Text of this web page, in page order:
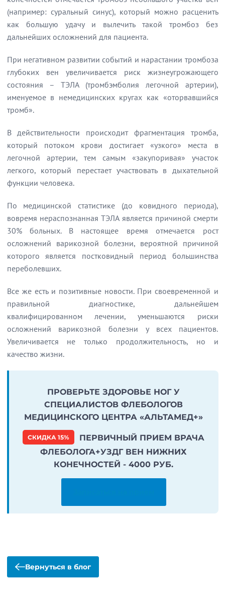
(например: суральный синус), который можно расценить
как большую удачу и вылечить такой тромбоз без
дальнейших осложнений для пациента.
При негативном развитии событий и нарастании тромбоза
глубоких вен увеличивается риск жизнеугрожающего
состояния – ТЭЛА (тромбэмболия легочной артерии),
именуемое в немедицинских кругах как «оторвавшийся
тромб».
В действительности происходит фрагментация тромба,
который потоком крови достигает «узкого» места в
легочной артерии, тем самым «закупоривая» участок
легкого, который перестает участвовать в дыхательной
функции человека.
По медицинской статистике (до ковидного периода),
вовремя нераспознанная ТЭЛА является причиной смерти
30% больных. В настоящее время отмечается рост
осложнений варикозной болезни, вероятной причиной
которого является постковидный период большинства
переболевших.
Все же есть и позитивные новости. При своевременной и
правильной диагностике, дальнейшем
квалифицированном лечении, уменьшаются риски
осложнений варикозной болезни у всех пациентов.
Увеличивается не только продолжительность, но и
качество жизни.
ПРОВЕРЬТЕ ЗДОРОВЬЕ НОГ У
СПЕЦИАЛИСТОВ ФЛЕБОЛОГОВ
МЕДИЦИНСКОГО ЦЕНТРА «АЛЬТАМЕД+»
СКИДКА 15%
ПЕРВИЧНЫЙ ПРИЕМ ВРАЧА
ФЛЕБОЛОГА+УЗДГ ВЕН НИЖНИХ
КОНЕЧНОСТЕЙ - 4000 РУБ.
Вернуться в блог